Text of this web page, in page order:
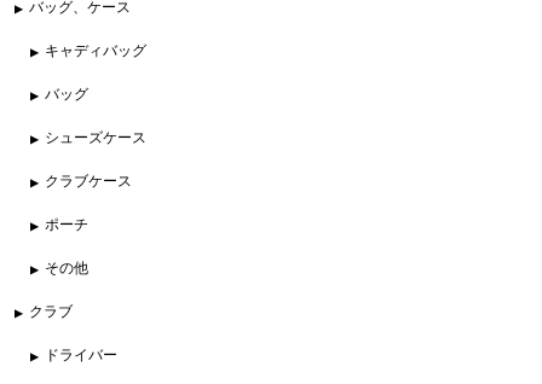
バッグ、ケース
キャディバッグ
バッグ
シューズケース
クラブケース
ポーチ
その他
クラブ
ドライバー